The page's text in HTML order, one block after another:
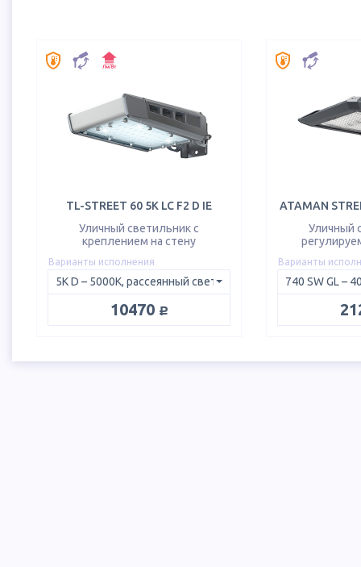
TL-STREET 60 5K LC F2 D IE
Уличный светильник с
креплением на стену
Варианты исполнения
10470 руб.
ATAMAN
Уличный
Варианты